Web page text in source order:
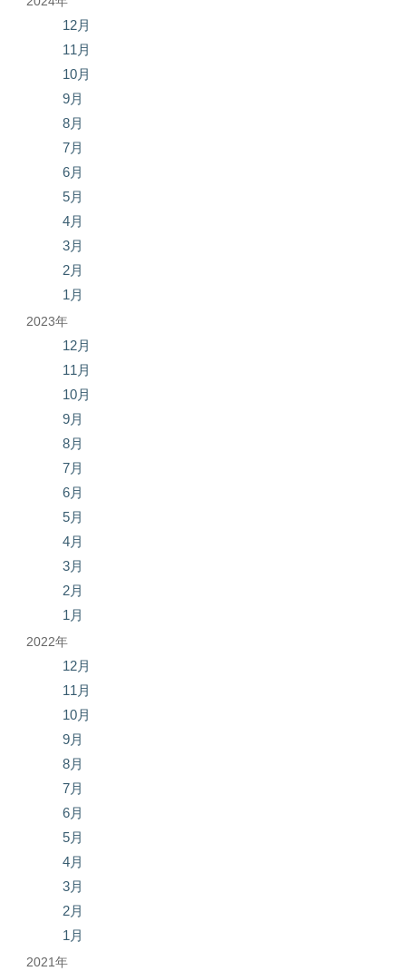
12月
11月
10月
9月
8月
7月
6月
5月
4月
3月
2月
1月
2023年
12月
11月
10月
9月
8月
7月
6月
5月
4月
3月
2月
1月
2022年
12月
11月
10月
9月
8月
7月
6月
5月
4月
3月
2月
1月
2021年